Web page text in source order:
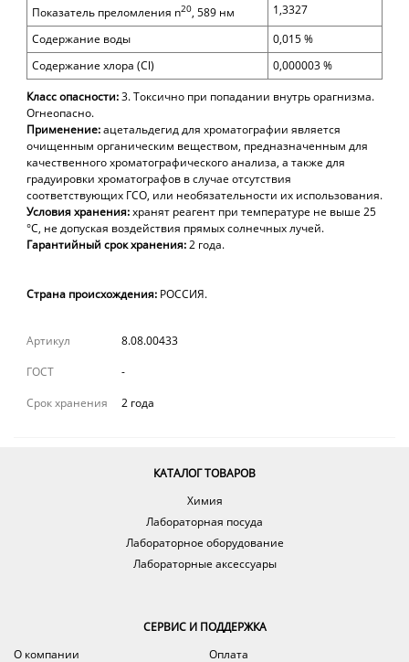
Показатель преломления n20, 589 нм
1,3327
Содержание воды
0,015 %
Содержание хлора (Cl) 0,000003%
Класс опасности:3. Токсично при попадании внутрь орагнизма.
Огнеопасно.
Применение:ацетальдегид для хроматографии является
очищенным органическим веществом, предназначенным для
качественного хроматографического анализа, а также для
градуировки хроматографов в случае отсутствия
соответствующих ГСО, или необязательности их использования.
Условия хранения:хранят реагент при температуре не выше 25
°С, не допуская воздействия прямых солнечных лучей.
Гарантийный срок хранения:2 года.
Страна происхождения: РОССИЯ.
Артикул
8.08.00433
ГОСТ
-
Срок хранения
2 года
КАТАЛОГ ТОВАРОВ
Химия
Лабораторная посуда
Лабораторное оборудование
Лабораторные аксессуары
СЕРВИС И ПОДДЕРЖКА
О компании
Оплата